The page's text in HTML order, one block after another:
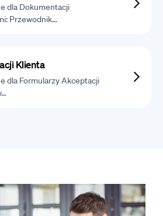
dla Dokumentacji
Przewodnik…
Klienta
dla Formularzy Akceptacji